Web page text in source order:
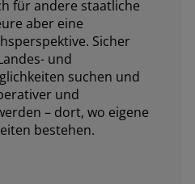
für andere staatliche
aber eine
Sicher
und
suchen und
und
– dort, wo eigene
bestehen.